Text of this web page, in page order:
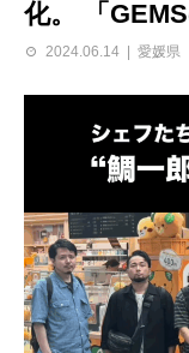
化。 「
2024.06.14 愛媛県